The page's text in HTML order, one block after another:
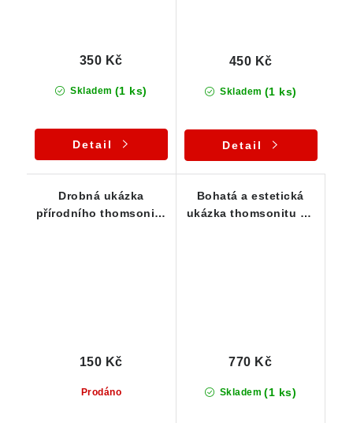
Skladem (1 ks)
350 Kč
Detail
Skladem (1 ks)
450 Kč
Detail
Drobná ukázka
přírodního thomsonitu
Prodáno
150 Kč
Bohatá a estetická
ukázka thomsonitu na
Skladem (1 ks)
770 Kč